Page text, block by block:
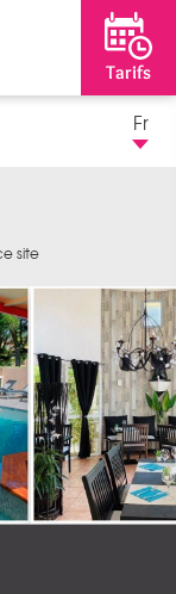
Tarifs
Fr
site